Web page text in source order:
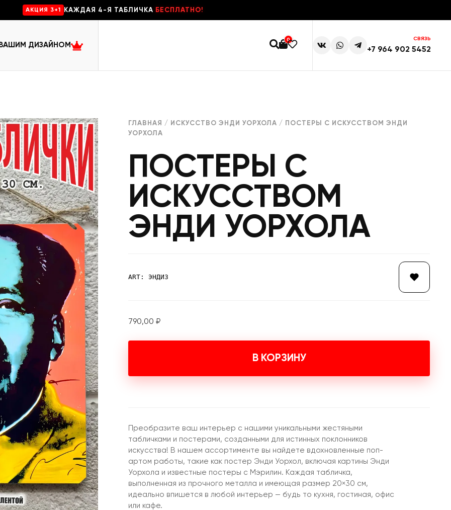
AKЦИЯ 3+1 КАЖДАЯ 4-Я ТАБЛИЧКА БЕСПЛАТНО!
ДИЗАЙНОМ
0 СВЯЗЬ
+7 964 902 5452
ГЛАВНАЯ / ИСКУССТВО ЭНДИ УОРХОЛА / ПОСТЕРЫ С ИСКУССТВОМ ЭНДИ
УОРХОЛА
ПОСТЕРЫ С
ИСКУССТВОМ
ЭНДИ УОРХОЛА
ART: ЭНДИ3
790,00 ₽
В КОРЗИНУ
Преобразите ваш интерьер с нашими уникальными жестяными
табличками и постерами, созданными для истинных поклонников
искусства! В нашем ассортименте вы найдете вдохновленные поп-
артом работы, такие как постер Энди Уорхол, включая картины Энди
Уорхола и известные постеры с Мэрилин. Каждая табличка,
выполненная из прочного металла и имеющая размер 20×30 см,
идеально впишется в любой интерьер — будь то кухня, гостиная, офис
или кафе.